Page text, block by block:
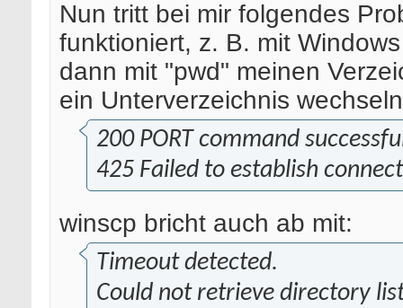
Nun tritt bei mir folgendes
funktioniert, z. B. mit
dann mit "pwd" meinen
ein Unterverzeichnis
200 PORT command
425 Failed to establish
winscp bricht auch ab mit:
Timeout detected.
Could not retrieve directory